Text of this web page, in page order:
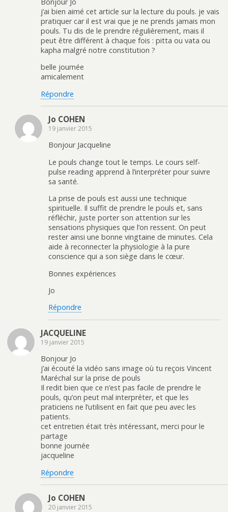
j’ai bien aimé cet article sur la lecture du pouls. je vais
pratiquer car il est vrai que je ne prends jamais mon
pouls. Tu dis de le prendre régulièrement, mais il
peut être différent à chaque fois : pitta ou vata ou
kapha malgré notre constitution ?
belle journée
amicalement
Répondre
Jo COHEN
19 janvier 2015
Bonjour Jacqueline
Le pouls change tout le temps. Le cours self-
pulse reading apprend à l’interpréter pour suivre
sa santé.
La prise de pouls est aussi une technique
spirituelle. Il suffit de prendre le pouls et, sans
réfléchir, juste porter son attention sur les
sensations physiques que l’on ressent. On peut
rester ainsi une bonne vingtaine de minutes. Cela
aide à reconnecter la physiologie à la pure
conscience qui a son siège dans le cœur.
Bonnes expériences
Jo
Répondre
JACQUELINE
19 janvier 2015
Bonjour Jo
j’ai écouté la vidéo sans image où tu reçois Vincent
Maréchal sur la prise de pouls
Il redit bien que ce n’est pas facile de prendre le
pouls, qu’on peut mal interpréter, et que les
praticiens ne l’utilisent en fait que peu avec les
patients.
cet entretien était très intéressant, merci pour le
partage
bonne journée
jacqueline
Répondre
Jo COHEN
20 janvier 2015